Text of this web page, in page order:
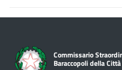
Commissario
Baraccopoli della